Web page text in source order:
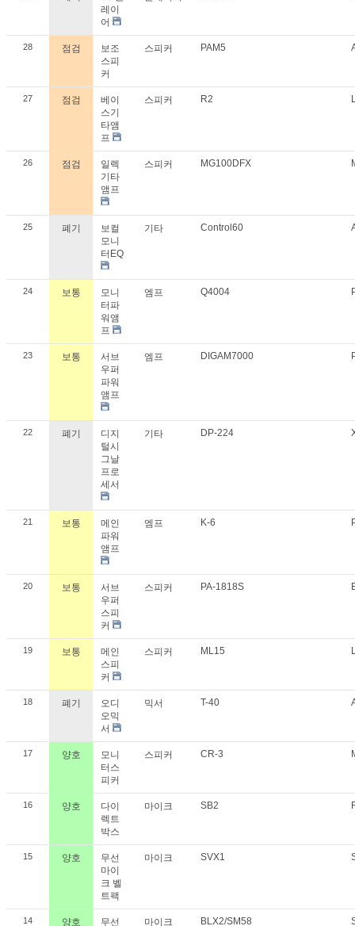
레이
어
28 점검
보조
스피
커
스피커 PAM5
27 점검
베이
스기
타앰
프
스피커 R2
26 점검
일렉
기타
앰프
스피커 MG100DFX
25 폐기
보컬
모니
터EQ
기타 Control60
24 보통
모니
터파
워앰
프
엠프 Q4004
23 보통
서브
우퍼
파워
앰프
엠프 DIGAM7000
22 폐기
디지
털시
그날
프로
세서
기타 DP-224
21 보통
메인
파워
앰프
엠프 K-6
20 보통
서브
우퍼
스피
커
스피커 PA-1818S
19 보통
메인
스피
커
스피커 ML15
18 폐기
오디
오믹
서
믹서 T-40
17 양호
모니
터스
피커
스피커 CR-3
16 양호
다이
렉트
박스
마이크 SB2
15 양호
무선
마이
크 벨
트팩
마이크 SVX1
14 양호
무선
마이크 BLX2/SM58